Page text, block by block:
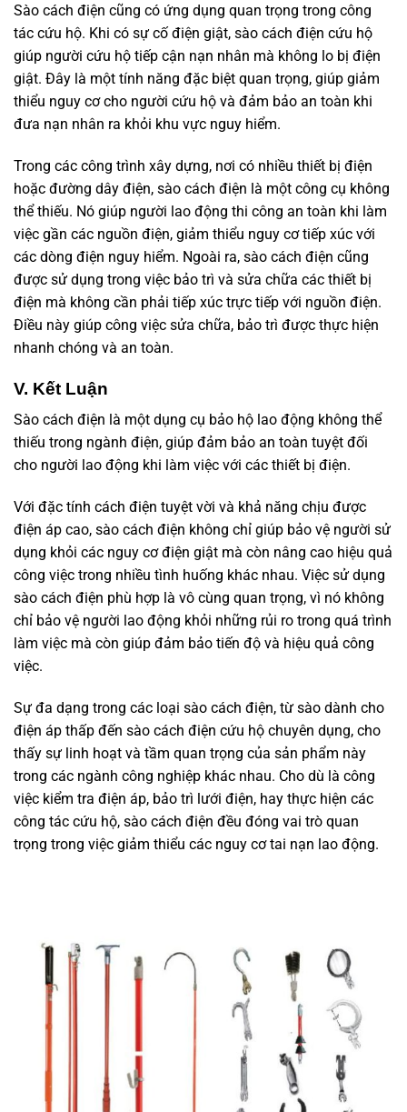
Sào cách điện cũng có ứng dụng quan trọng trong công
tác cứu hộ. Khi có sự cố điện giật, sào cách điện cứu hộ
giúp người cứu hộ tiếp cận nạn nhân mà không lo bị điện
giật. Đây là một tính năng đặc biệt quan trọng, giúp giảm
thiểu nguy cơ cho người cứu hộ và đảm bảo an toàn khi
đưa nạn nhân ra khỏi khu vực nguy hiểm.
Trong các công trình xây dựng, nơi có nhiều thiết bị điện
hoặc đường dây điện, sào cách điện là một công cụ không
thể thiếu. Nó giúp người lao động thi công an toàn khi làm
việc gần các nguồn điện, giảm thiểu nguy cơ tiếp xúc với
các dòng điện nguy hiểm. Ngoài ra, sào cách điện cũng
được sử dụng trong việc bảo trì và sửa chữa các thiết bị
điện mà không cần phải tiếp xúc trực tiếp với nguồn điện.
Điều này giúp công việc sửa chữa, bảo trì được thực hiện
nhanh chóng và an toàn.
V. Kết Luận
Sào cách điện là một dụng cụ bảo hộ lao động không thể
thiếu trong ngành điện, giúp đảm bảo an toàn tuyệt đối
cho người lao động khi làm việc với các thiết bị điện.
Với đặc tính cách điện tuyệt vời và khả năng chịu được
điện áp cao, sào cách điện không chỉ giúp bảo vệ người sử
dụng khỏi các nguy cơ điện giật mà còn nâng cao hiệu quả
công việc trong nhiều tình huống khác nhau. Việc sử dụng
sào cách điện phù hợp là vô cùng quan trọng, vì nó không
chỉ bảo vệ người lao động khỏi những rủi ro trong quá trình
làm việc mà còn giúp đảm bảo tiến độ và hiệu quả công
việc.
Sự đa dạng trong các loại sào cách điện, từ sào dành cho
điện áp thấp đến sào cách điện cứu hộ chuyên dụng, cho
thấy sự linh hoạt và tầm quan trọng của sản phẩm này
trong các ngành công nghiệp khác nhau. Cho dù là công
việc kiểm tra điện áp, bảo trì lưới điện, hay thực hiện các
công tác cứu hộ, sào cách điện đều đóng vai trò quan
trọng trong việc giảm thiểu các nguy cơ tai nạn lao động.